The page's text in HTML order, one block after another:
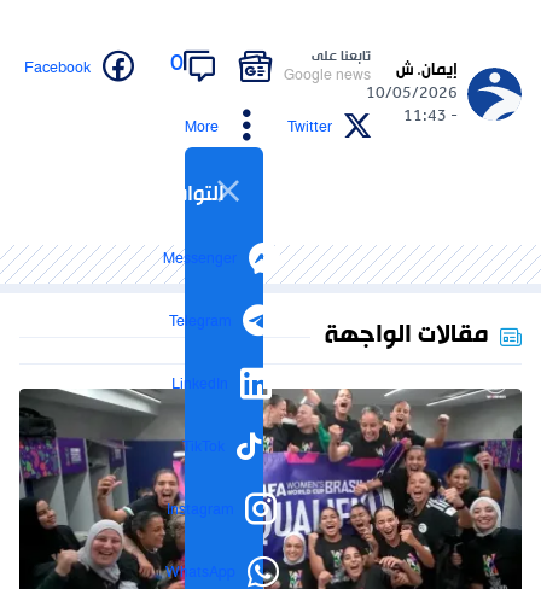
إيمان. ش
10/05/2026
- 11:43
تابعنا على
Google news
0
Facebook
Twitter
More
التواصل الاجتماعي
Messenger
Telegram
LinkedIn
TikTok
Instagram
WhatsApp
مقالات الواجهة